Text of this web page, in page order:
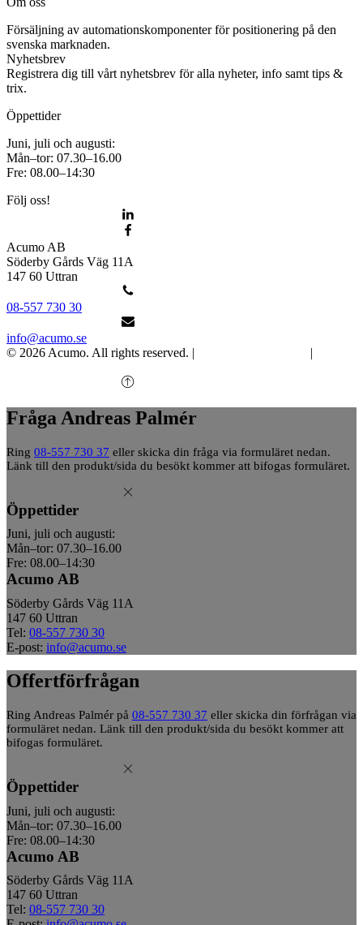
Försäljning av automationskomponenter för positionering på den
svenska marknaden.
Nyhetsbrev
Registrera dig till vårt nyhetsbrev för alla nyheter, info samt tips &
trix.
Öppettider
Juni, juli och augusti:
Mån–tor: 07.30–16.00
Fre: 08.00–14:30
Följ oss!
Acumo AB
Söderby Gårds Väg 11A
147 60 Uttran
08-557 730 30
info@acumo.se
© 2026 Acumo. All rights reserved. |
|
Fråga Andreas Palmér
Ring 08-557 730 37 eller skicka din fråga via formuläret nedan.
Länk till den produkt/sida du besökt kommer att bifogas formuläret.
Öppettider
Juni, juli och augusti:
Mån–tor: 07.30–16.00
Fre: 08.00–14:30
Acumo AB
Söderby Gårds Väg 11A
147 60 Uttran
Tel: 08-557 730 30
E-post: info@acumo.se
Offertförfrågan
Ring Andreas Palmér på 08-557 730 37 eller skicka din förfrågan via
formuläret nedan. Länk till den produkt/sida du besökt kommer att
bifogas formuläret.
Öppettider
Juni, juli och augusti:
Mån–tor: 07.30–16.00
Fre: 08.00–14:30
Acumo AB
Söderby Gårds Väg 11A
147 60 Uttran
Tel: 08-557 730 30